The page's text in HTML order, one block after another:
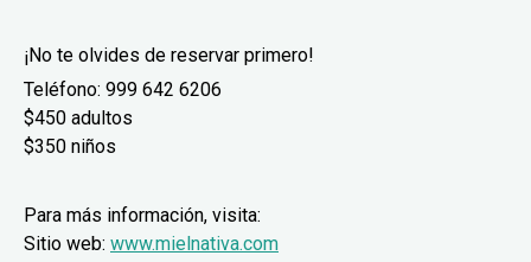
¡No te olvides de reservar primero!
Teléfono: 999 642 6206
$450 adultos
$350 niños
Para más información, visita:
Sitio web: www.mielnativa.com